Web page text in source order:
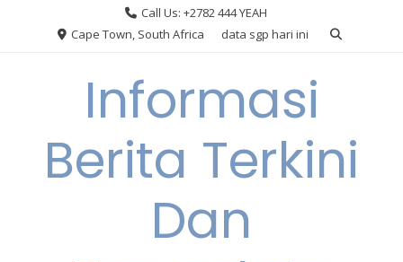
Call Us: +2782 444 YEAH
Cape Town, South Africa
data sgp hari ini
Informasi
Berita Terkini
Dan